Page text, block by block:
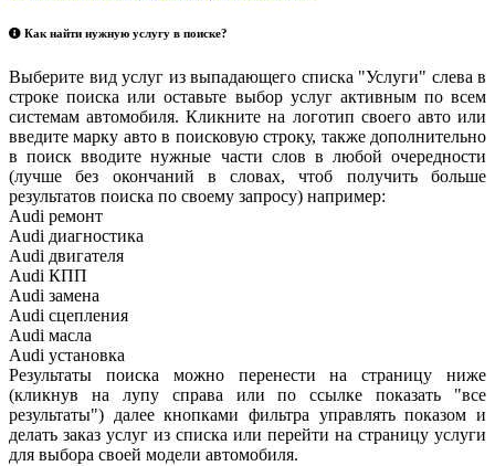
Как найти нужную услугу в поиске?
Выберите вид услуг из выпадающего списка "Услуги" слева в
строке поиска или оставьте выбор услуг активным по всем
системам автомобиля. Кликните на логотип своего авто или
введите марку авто в поисковую строку, также дополнительно
в поиск вводите нужные части слов в любой очередности
(лучше без окончаний в словах, чтоб получить больше
результатов поиска по своему запросу) например:
Audi ремонт
Audi диагностика
Audi двигателя
Audi КПП
Audi замена
Audi сцепления
Audi масла
Audi установка
Результаты поиска можно перенести на страницу ниже
(кликнув на лупу справа или по ссылке показать "все
результаты") далее кнопками фильтра управлять показом и
делать заказ услуг из списка или перейти на страницу услуги
для выбора своей модели автомобиля.